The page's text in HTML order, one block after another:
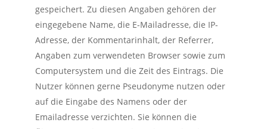
gespeichert. Zu diesen Angaben gehören der
eingegebene Name, die E-Mailadresse, die IP-
Adresse, der Kommentarinhalt, der Referrer,
Angaben zum verwendeten Browser sowie zum
Computersystem und die Zeit des Eintrags. Die
Nutzer können gerne Pseudonyme nutzen oder
auf die Eingabe des Namens oder der
Emailadresse verzichten. Sie können die